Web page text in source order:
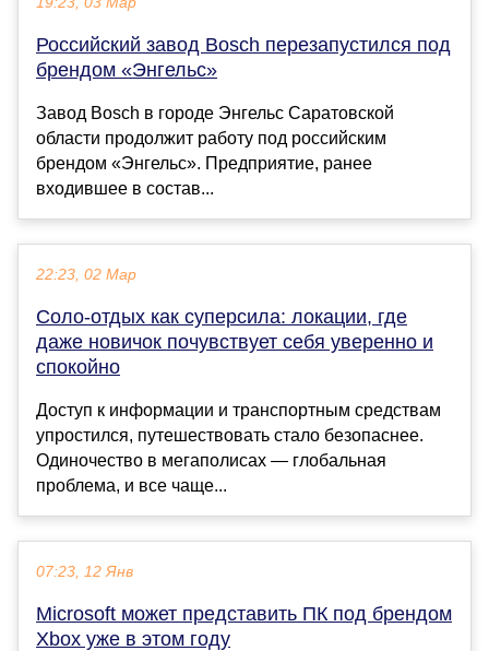
Российский завод Bosch перезапустился под
брендом «Энгельс»
Завод Bosch в городе Энгельс Саратовской
области продолжит работу под российским
брендом «Энгельс». Предприятие, ранее
входившее в состав...
22:23, 02 Мар
Соло-отдых как суперсила: локации, где
даже новичок почувствует себя уверенно и
спокойно
Доступ к информации и транспортным средствам
упростился, путешествовать стало безопаснее.
Одиночество в мегаполисах — глобальная
проблема, и все чаще...
07:23, 12 Янв
Microsoft может представить ПК под брендом
Xbox уже в этом году